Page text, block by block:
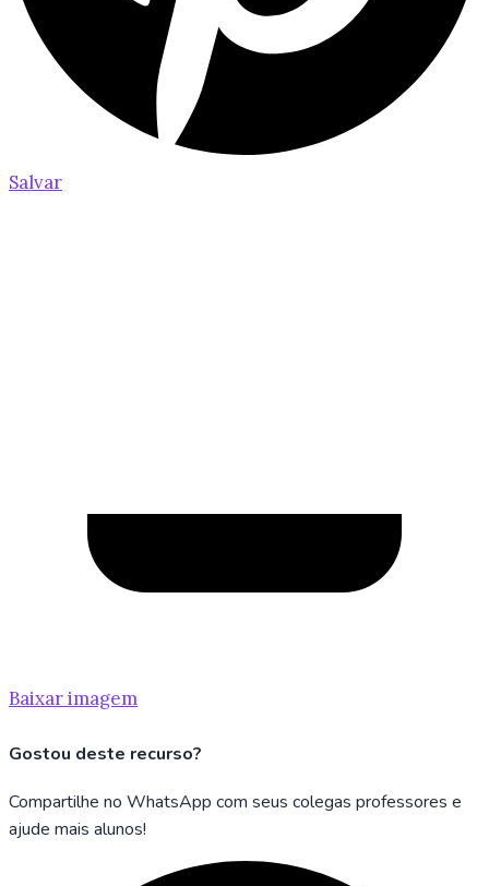
Salvar
Baixar imagem
Gostou deste recurso?
Compartilhe no WhatsApp com seus colegas professores e
ajude mais alunos!